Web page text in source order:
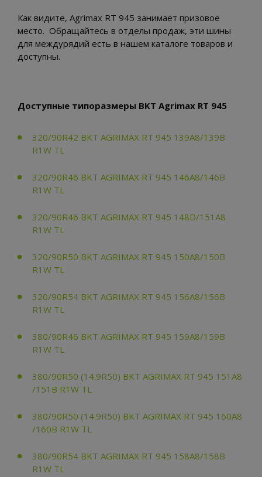
Как видите, Agrimax RT 945 занимает призовое
место. Обращайтесь в отделы продаж, эти шины
для междурядий есть в нашем каталоге товаров и
доступны.
Доступные типоразмеры BKT Agrimax RT 945
320/90R42 BKT AGRIMAX RT 945 139A8/139B
R1W TL
320/90R46 BKT AGRIMAX RT 945 146A8/146B
R1W TL
320/90R46 BKT AGRIMAX RT 945 148D/151A8
R1W TL
320/90R50 BKT AGRIMAX RT 945 150A8/150B
R1W TL
320/90R54 BKT AGRIMAX RT 945 156A8/156B
R1W TL
380/90R46 BKT AGRIMAX RT 945 159A8/159B
R1W TL
380/90R50 (14.9R50) BKT AGRIMAX RT 945 151A8
/151B R1W TL
380/90R50 (14.9R50) BKT AGRIMAX RT 945 160A8
/160B R1W TL
380/90R54 BKT AGRIMAX RT 945 158A8/158B
R1W TL